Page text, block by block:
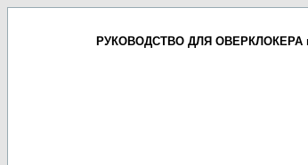
РУКОВОДСТВО ДЛЯ ОВЕРКЛОКЕРА